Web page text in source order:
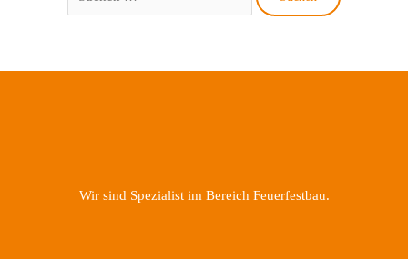
Wir sind Spezialist im Bereich Feuerfestbau.